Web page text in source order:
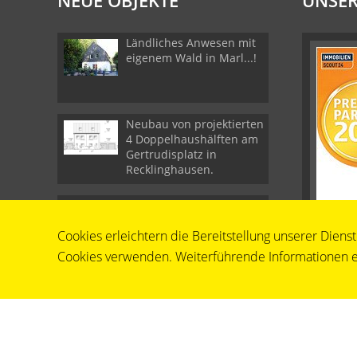
Cookies erleichtern die Bereitstellung unserer
Cookies verwenden. Weiterführende Informationen
Ländliches Anwesen mit
eigenem Wald in Marl...!
Neubau von projektierten
4 Doppelhaushälften am
Gertrudisplatz in
Recklinghausen.
Geräumige Arztpraxis in
Recklinghausen zum
Verkauf
© Behnert Immobilien e.K.